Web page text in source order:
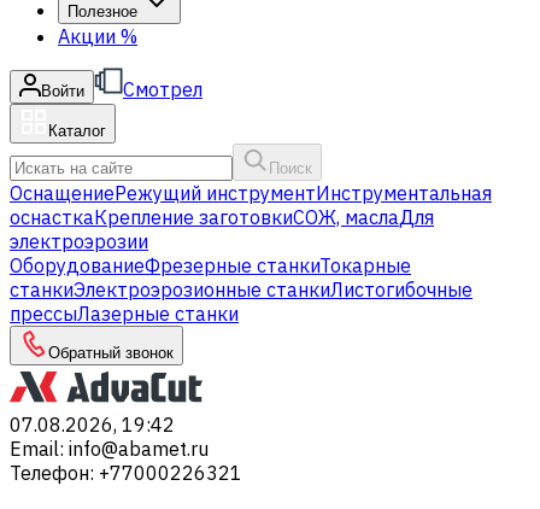
Полезное
Акции %
Войти Смотрел
Каталог
Поиск
ОснащениеРежущий инструментИнструментальная
оснасткаКрепление заготовкиСОЖ, маслаДля
электроэрозии
ОборудованиеФрезерные станкиТокарные
станкиЭлектроэрозионные станкиЛистогибочные
прессыЛазерные станки
Обратный звонок
07.08.2026, 19:42
Email: info@abamet.ru
Телефон: +77000226321